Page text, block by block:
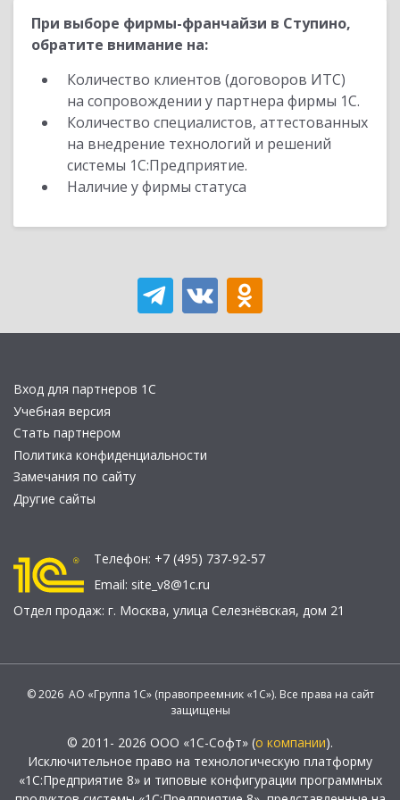
При выборе фирмы-франчайзи в Ступино,
обратите внимание на:
Количество клиентов (договоров ИТС)
на сопровождении у партнера фирмы 1С.
Количество специалистов, аттестованных
на внедрение технологий и решений
системы 1С:Предприятие.
Наличие у фирмы статуса
Вход для партнеров 1С
Учебная версия
Стать партнером
Политика конфиденциальности
Замечания по сайту
Другие сайты
Телефон: +7 (495) 737-92-57
Email: site_v8@1c.ru
Отдел продаж: г. Москва, улица Селезнёвская, дом 21
© 2026 АО «Группа 1С» (правопреемник «1С»). Все права на сайт
защищены
© 2011- 2026 ООО «1С-Софт» (о компании).
Исключительное право на технологическую платформу
«1С:Предприятие 8» и типовые конфигурации программных